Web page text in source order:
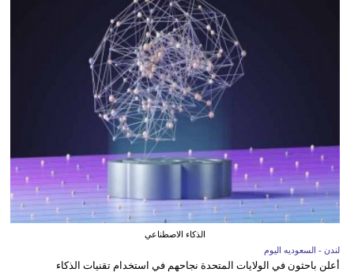
الذكاء الاصطناعي
لندن - السعوديه اليوم
أعلن باحثون في الولايات المتحدة نجاحهم في استخدام تقنيات الذكاء